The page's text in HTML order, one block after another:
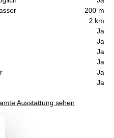
200 m
2 km
Ja
Ja
Ja
Ja
Ja
Ja
Ausstattung sehen